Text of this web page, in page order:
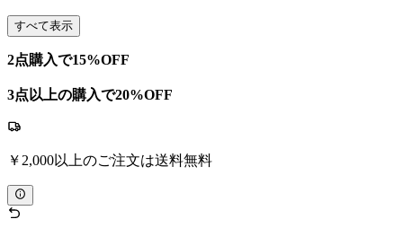
すべて表示
2点購入で15%OFF
3点以上の購入で20%OFF
￥2,000以上のご注文は送料無料